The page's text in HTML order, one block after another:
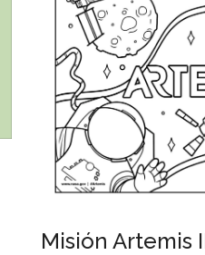
Misión Artemis